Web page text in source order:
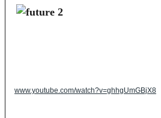
www.youtube.com/watch?v=ghhgUmGBjX8